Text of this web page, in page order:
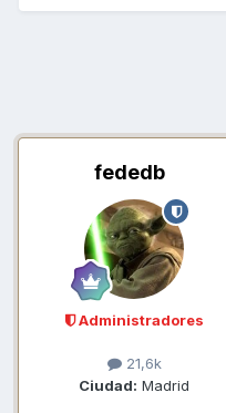
fededb
Administradores
21,6k
Ciudad: Madrid